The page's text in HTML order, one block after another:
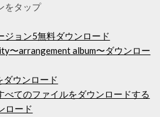
をタップ
ジョン5無料ダウンロード
〜arrangement album〜ダウンロー
ダウンロード
べてのファイルをダウンロードする
ロード